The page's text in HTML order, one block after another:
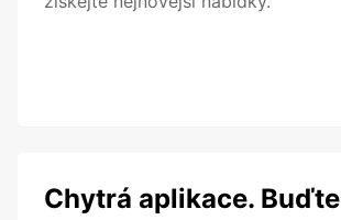
Chytrá aplikace. Buďte